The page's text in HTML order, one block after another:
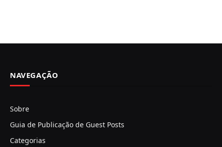
NAVEGAÇÃO
Sobre
Guia de Publicação de Guest Posts
Categorias